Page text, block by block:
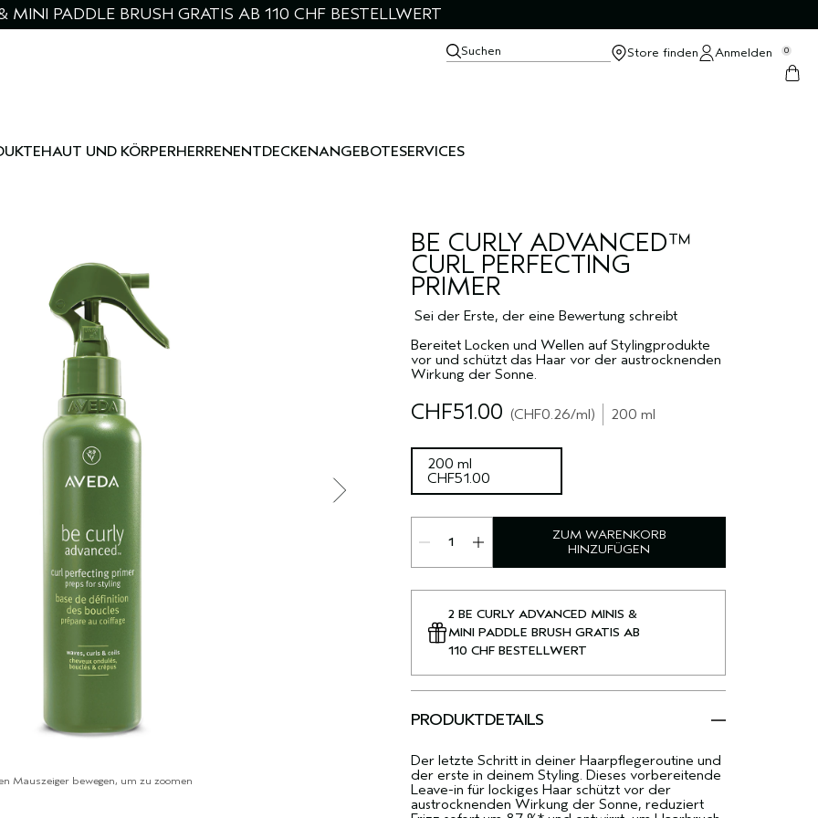
PADDLE BRUSH GRATIS AB 110 CHF BESTELLWERT
Suchen Store finden Anmelden 0
HAUT UND KÖRPERHERRENENTDECKENANGEBOTESERVICES
BE CURLY ADVANCED™
CURL PERFECTING
PRIMER
Sei der Erste, der eine Bewertung schreibt
Bereitet Locken und Wellen auf Stylingprodukte
vor und schützt das Haar vor der austrocknenden
Wirkung der Sonne.
Mauszeiger bewegen, um zu zoomen
CHF51.00 CHF0.26/ml 200 ml
200 ml
CHF51.00
ZUM WARENKORB
HINZUFÜGEN
2 BE CURLY ADVANCED MINIS &
MINI PADDLE BRUSH GRATIS AB
110 CHF BESTELLWERT
PRODUKTDETAILS
Der letzte Schritt in deiner Haarpflegeroutine und
der erste in deinem Styling. Dieses vorbereitende
Leave-in für lockiges Haar schützt vor der
austrocknenden Wirkung der Sonne, reduziert